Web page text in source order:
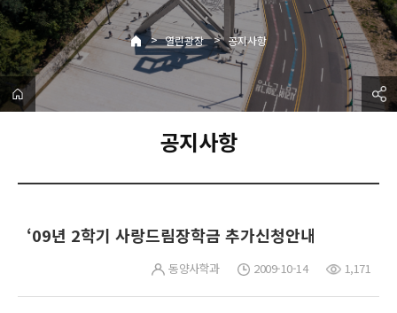
> 열린광장 > 공지사항
공지사항
‘09년 2학기 사랑드림장학금 추가신청안내
동양사학과 2009-10-14 1,171